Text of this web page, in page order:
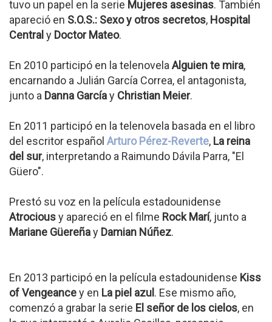
tuvo un papel en la serie Mujeres asesinas. También
apareció en S.O.S.: Sexo y otros secretos, Hospital
Central y Doctor Mateo.
En 2010 participó en la telenovela Alguien te mira,
encarnando a Julián García Correa, el antagonista,
junto a Danna Garcíay Christian Meier.
En 2011 participó en la telenovela basada en el libro
del escritor español Arturo Pérez-Reverte, La reina
del sur, interpretando a Raimundo Dávila Parra, "El
Güero".
Prestó su voz en la película estadounidense
Atrociousy apareció en el filme Rock Marí, junto a
Mariane Güereñay Damian Núñez.
En 2013 participó en la película estadounidense Kiss
of Vengeancey en La piel azul. Ese mismo año,
comenzó a grabar la serie El señor de los cielos, en